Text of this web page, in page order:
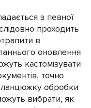
з певної
проходить
в
оновлення
кастомізувати
точно
обробки
вибрати, як